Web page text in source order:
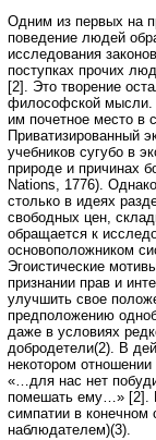
Одним из первых на
поведение людей
исследования
поступках прочих
[2]. Это творение
философской мысли.
им почетное место в
Приватизированный
учебников сугубо в
природе и причинах
Nations, 1776).
столько в идеях
свободных цен,
обращается к
основоположником
Эгоистические
признании прав и
улучшить свое
предположению
даже в условиях
добродетели(2). В
некотором
«…для нас нет
помешать ему…» [2].
симпатии в конечном
наблюдателем)(3).